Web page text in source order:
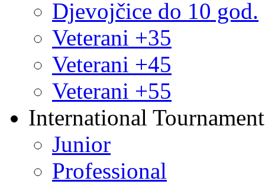
Djevojčice do 10 god.
Veterani +35
Veterani +45
Veterani +55
International
Junior
Professional